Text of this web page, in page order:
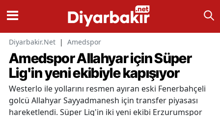
Diyarbakir.Net | Amedspor
Amedspor Allahyar için Süper
Lig'in yeni ekibiyle kapışıyor
Westerlo ile yollarını resmen ayıran eski Fenerbahçeli
golcü Allahyar Sayyadmanesh için transfer piyasası
hareketlendi. Süper Lig'in iki yeni ekibi Erzurumspor